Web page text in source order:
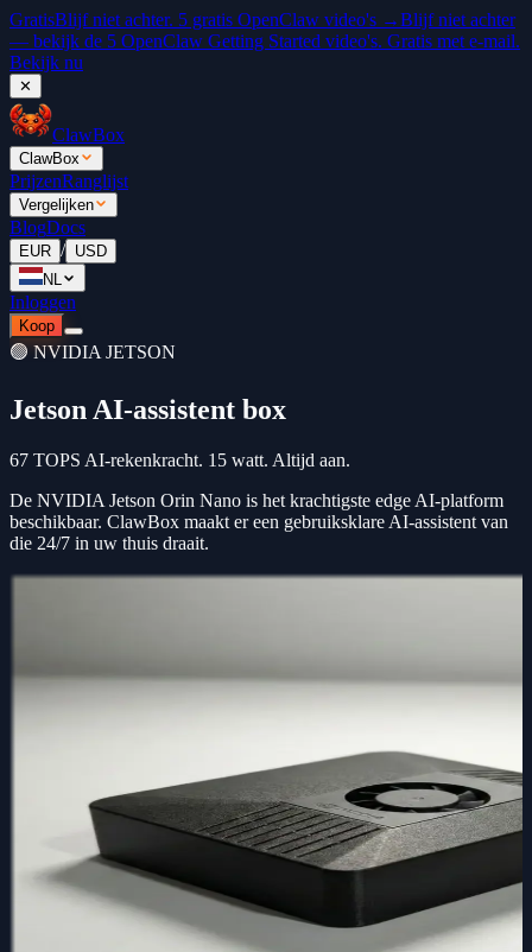
GratisBlijf niet achter. 5 gratis OpenClaw video's →Blijf niet achter
— bekijk de 5 OpenClaw Getting Started video's. Gratis met e-mail.
Bekijk nu
✕
ClawBox
ClawBox
PrijzenRanglijst
Vergelijken
BlogDocs
EUR / USD
NL
Inloggen
Koop
🟢 NVIDIA JETSON
Jetson AI-assistent box
67 TOPS AI-rekenkracht. 15 watt. Altijd aan.
De NVIDIA Jetson Orin Nano is het krachtigste edge AI-platform
beschikbaar. ClawBox maakt er een gebruiksklare AI-assistent van
die 24/7 in uw thuis draait.